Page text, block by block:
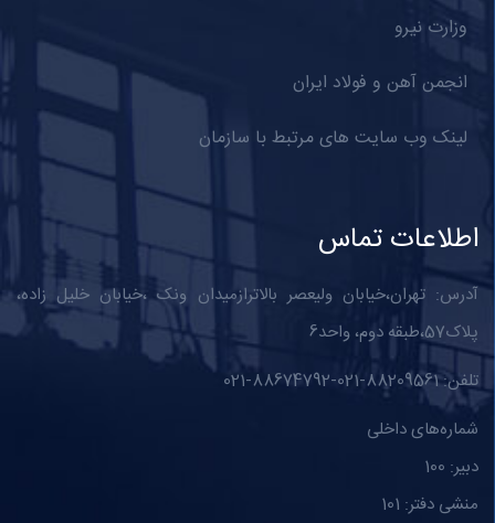
وزارت نیرو
انجمن آهن و فولاد ایران
لینک وب سایت های مرتبط با سازمان
اطلاعات تماس
آدرس: تهران،خیابان ولیعصر بالاترازمیدان ونک ،خیابان خلیل زاده،
پلاک57،طبقه دوم، واحد6
تلفن: 88209561-021-88674792-021
شماره‌های داخلی
دبیر: 100
منشی دفتر: 101